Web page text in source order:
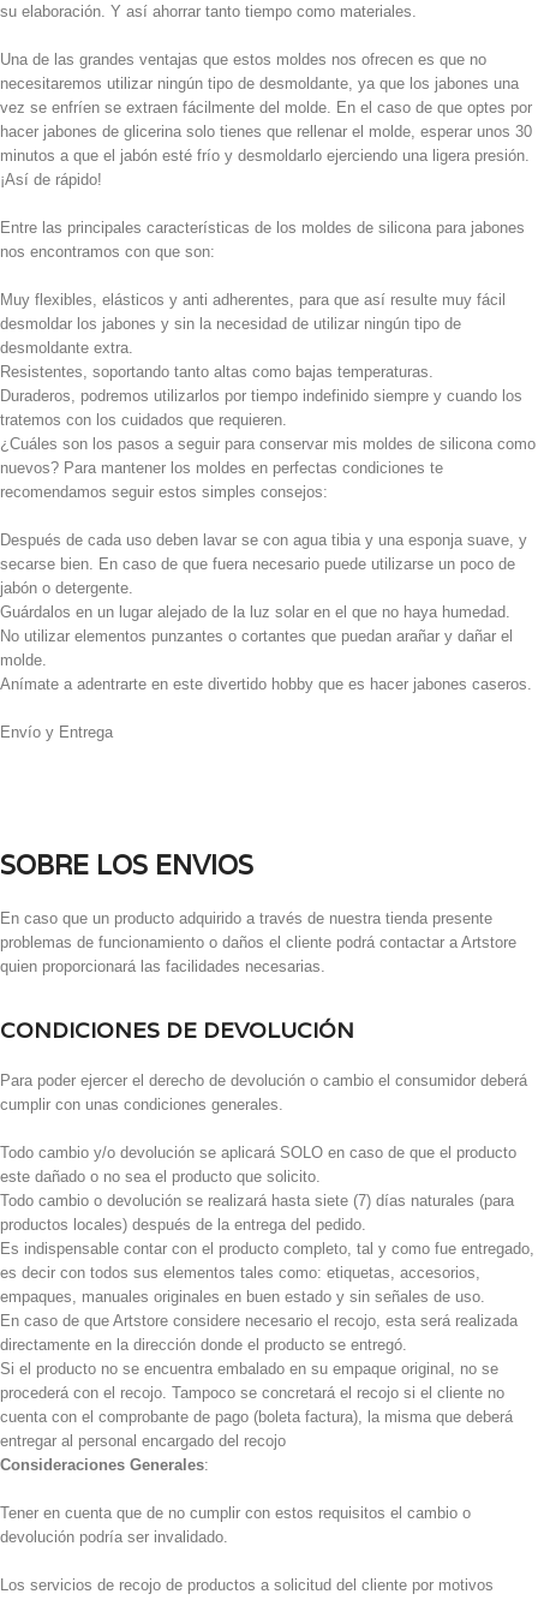
su elaboración. Y así ahorrar tanto tiempo como materiales.
Una de las grandes ventajas que estos moldes nos ofrecen es que no
necesitaremos utilizar ningún tipo de desmoldante, ya que los jabones una
vez se enfríen se extraen fácilmente del molde. En el caso de que optes por
hacer jabones de glicerina solo tienes que rellenar el molde, esperar unos 30
minutos a que el jabón esté frío y desmoldarlo ejerciendo una ligera presión.
¡Así de rápido!
Entre las principales características de los moldes de silicona para jabones
nos encontramos con que son:
Muy flexibles, elásticos y anti adherentes, para que así resulte muy fácil
desmoldar los jabones y sin la necesidad de utilizar ningún tipo de
desmoldante extra.
Resistentes, soportando tanto altas como bajas temperaturas.
Duraderos, podremos utilizarlos por tiempo indefinido siempre y cuando los
tratemos con los cuidados que requieren.
¿Cuáles son los pasos a seguir para conservar mis moldes de silicona como
nuevos? Para mantener los moldes en perfectas condiciones te
recomendamos seguir estos simples consejos:
Después de cada uso deben lavar se con agua tibia y una esponja suave, y
secarse bien. En caso de que fuera necesario puede utilizarse un poco de
jabón o detergente.
Guárdalos en un lugar alejado de la luz solar en el que no haya humedad.
No utilizar elementos punzantes o cortantes que puedan arañar y dañar el
molde.
Anímate a adentrarte en este divertido hobby que es hacer jabones caseros.
Envío y Entrega
SOBRE LOS ENVIOS
En caso que un producto adquirido a través de nuestra tienda presente
problemas de funcionamiento o daños el cliente podrá contactar a Artstore
quien proporcionará las facilidades necesarias.
CONDICIONES DE DEVOLUCIÓN
Para poder ejercer el derecho de devolución o cambio el consumidor deberá
cumplir con unas condiciones generales.
Todo cambio y/o devolución se aplicará SOLO en caso de que el producto
este dañado o no sea el producto que solicito.
Todo cambio o devolución se realizará hasta siete (7) días naturales (para
productos locales) después de la entrega del pedido.
Es indispensable contar con el producto completo, tal y como fue entregado,
es decir con todos sus elementos tales como: etiquetas, accesorios,
empaques, manuales originales en buen estado y sin señales de uso.
En caso de que Artstore considere necesario el recojo, esta será realizada
directamente en la dirección donde el producto se entregó.
Si el producto no se encuentra embalado en su empaque original, no se
procederá con el recojo. Tampoco se concretará el recojo si el cliente no
cuenta con el comprobante de pago (boleta factura), la misma que deberá
entregar al personal encargado del recojo
Consideraciones Generales:
Tener en cuenta que de no cumplir con estos requisitos el cambio o
devolución podría ser invalidado.
Los servicios de recojo de productos a solicitud del cliente por motivos